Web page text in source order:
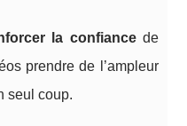
la confiancede
prendre de l’ampleur
seul coup.